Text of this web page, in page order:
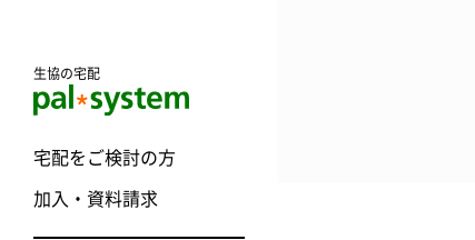
生協の宅配
宅配をご検討の方
加入・資料請求